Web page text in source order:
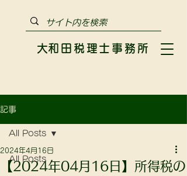
​大和田税理士事務所
記事
All Posts
All Posts
【2024年04月16日】所得税の
2024年4月16日